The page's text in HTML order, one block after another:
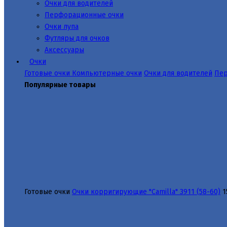
Очки для водителей
Перфорационные очки
Очки лупа
Футляры для очков
Аксессуары
Очки
Готовые очки Компьютерные очки Очки для водителей
Популярные товары
Готовые очки Очки корригирующие "Camilla" 3911 (58-60)